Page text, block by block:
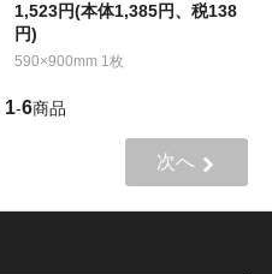
1,523円(本体1,385円、税138
円)
590×900mm 1枚
1-6商品
次へ